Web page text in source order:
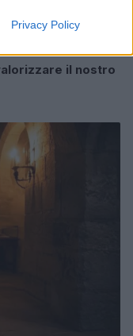
Privacy Policy
il nostro